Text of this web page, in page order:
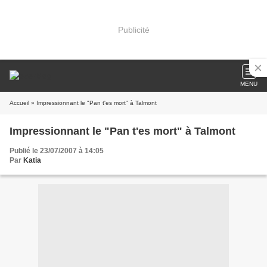
Publicité
MENU
Accueil » Impressionnant le "Pan t'es mort" à Talmont
Impressionnant le "Pan t'es mort" à Talmont
Publié le 23/07/2007 à 14:05
Par Katia